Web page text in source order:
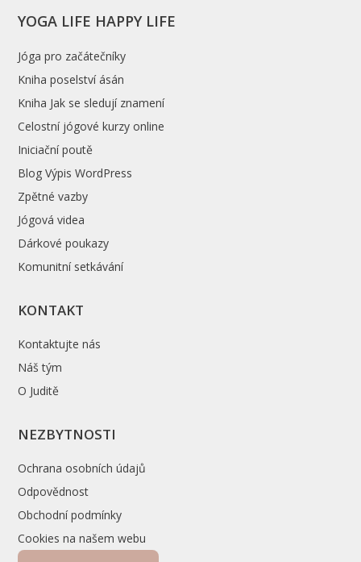
YOGA LIFE HAPPY LIFE
Jóga pro začátečníky
Kniha poselství ásán
Kniha Jak se sledují znamení
Celostní jógové kurzy online
Iniciační poutě
Blog Výpis WordPress
Zpětné vazby
Jógová videa
Dárkové poukazy
Komunitní setkávání
KONTAKT
Kontaktujte nás
Náš tým
O Juditě
NEZBYTNOSTI
Ochrana osobních údajů
Odpovědnost
Obchodní podmínky
Cookies na našem webu